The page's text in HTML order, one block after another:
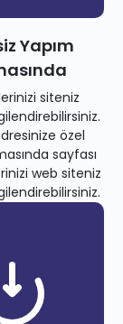
Yapım
siteniz
özel
sayfası
web siteniz